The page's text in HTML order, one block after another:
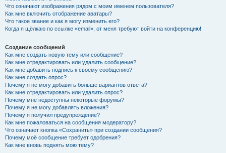
Что означают изображения рядом с моим именем пользователя?
Как мне включить отображение аватары?
Что такое звание и как я могу изменить его?
Когда я щёлкаю по ссылке «email», от меня требуют войти на конференцию!
Создание сообщений
Как мне создать новую тему или сообщение?
Как мне отредактировать или удалить сообщение?
Как мне добавить подпись к своему сообщению?
Как мне создать опрос?
Почему я не могу добавить больше вариантов ответа?
Как мне отредактировать или удалить опрос?
Почему мне недоступны некоторые форумы?
Почему я не могу добавлять вложения?
Почему я получил предупреждение?
Как мне пожаловаться на сообщения модератору?
Что означает кнопка «Сохранить» при создании сообщения?
Почему моё сообщение требует одобрения?
Как мне вновь поднять мою тему?